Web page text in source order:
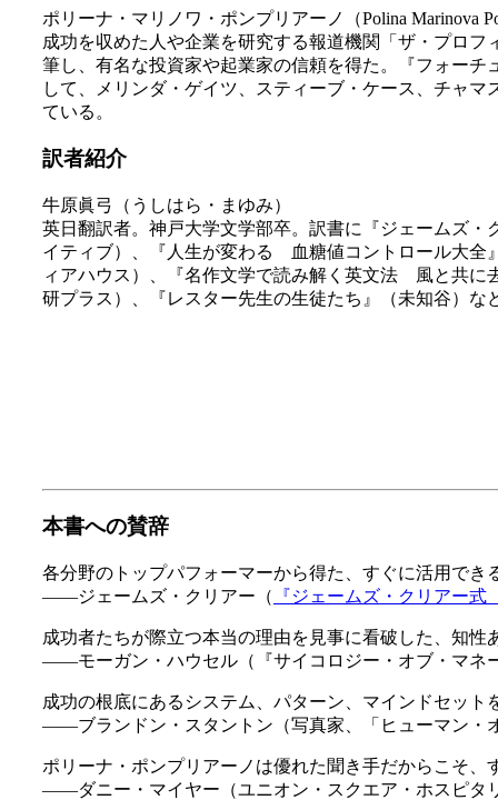
ポリーナ・マリノワ・ポンプリアーノ（Polina Marinova
成功を収めた人や企業を研究する報道機関「ザ・プロ
筆し、有名な投資家や起業家の信頼を得た。『フォー
して、メリンダ・ゲイツ、スティーブ・ケース、チャ
ている。
訳者紹介
牛原眞弓（うしはら・まゆみ）
英日翻訳者。神戸大学文学部卒。訳書に『ジェームズ
イティブ）、『人生が変わる 血糖値コントロール大
ィアハウス）、『名作文学で読み解く英文法 風と共
研プラス）、『レスター先生の生徒たち』（未知谷）な
本書への賛辞
各分野のトップパフォーマーから得た、すぐに活用でき
――ジェームズ・クリアー（
『ジェームズ・クリアー
成功者たちが際立つ本当の理由を見事に看破した、知性
――モーガン・ハウセル（『サイコロジー・オブ・マネ
成功の根底にあるシステム、パターン、マインドセッ
――ブランドン・スタントン（写真家、「ヒューマン・
ポリーナ・ポンプリアーノは優れた聞き手だからこそ、
――ダニー・マイヤー（ユニオン・スクエア・ホスピタ